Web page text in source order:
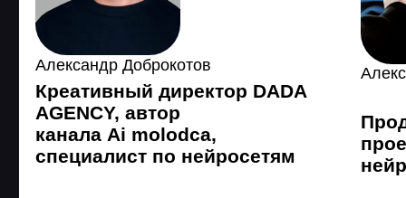
лендингов, продуктов и прототипов
Делаю презентации и таблицы
Генерирую автоматизированные
тесты кода
Нахожу ошибки в коде, пишу и
перевожу код на разные языки
программирования
Провожу анализ любых данных и
делаю моментально из них выводы